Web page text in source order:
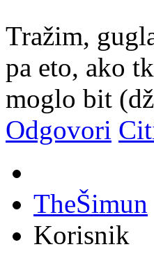
Tražim,
pa eto, ako
moglo bit
Odgovori
TheŠimun
Korisnik